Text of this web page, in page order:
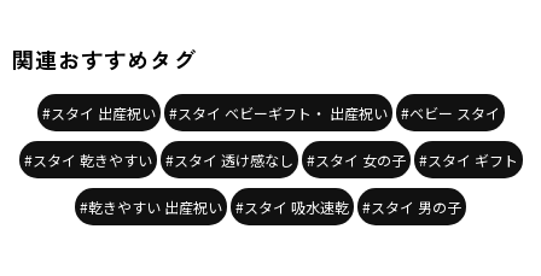
関連おすすめタグ
#スタイ 出産祝い #スタイ ベビーギフト・ 出産祝い #ベビー スタイ
#スタイ 乾きやすい #スタイ 透け感なし #スタイ 女の子 #スタイ ギフト
#乾きやすい 出産祝い #スタイ 吸水速乾 #スタイ 男の子